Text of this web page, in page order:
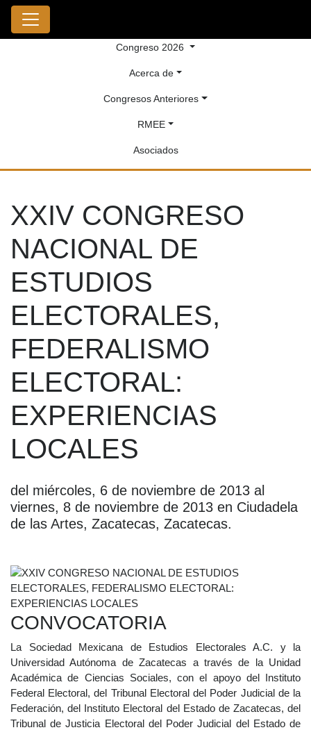
Congreso 2026
Acerca de
Congresos Anteriores
RMEE
Asociados
XXIV CONGRESO
NACIONAL DE
ESTUDIOS
ELECTORALES,
FEDERALISMO
ELECTORAL:
EXPERIENCIAS
LOCALES
del miércoles, 6 de noviembre de 2013 al
viernes, 8 de noviembre de 2013 en Ciudadela
de las Artes, Zacatecas, Zacatecas.
CONVOCATORIA
La Sociedad Mexicana de Estudios Electorales A.C. y la
Universidad Autónoma de Zacatecas a través de la Unidad
Académica de Ciencias Sociales, con el apoyo del Instituto
Federal Electoral, del Tribunal Electoral del Poder Judicial de la
Federación, del Instituto Electoral del Estado de Zacatecas, del
Tribunal de Justicia Electoral del Poder Judicial del Estado de